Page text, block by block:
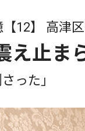
12】 高津
え止ま
った」